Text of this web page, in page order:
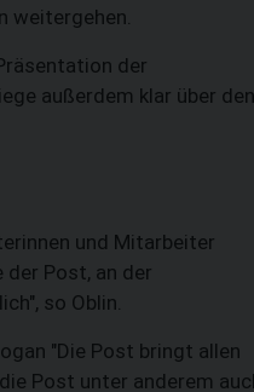
weitergehen.
der
außerdem klar über den
und Mitarbeiter
Post, an der
so Oblin.
"Die Post bringt allen
Post unter anderem